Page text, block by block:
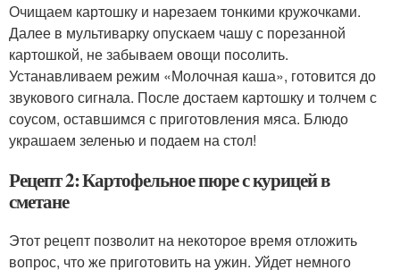
Очищаем картошку и нарезаем тонкими кружочками.
Далее в мультиварку опускаем чашу с порезанной
картошкой, не забываем овощи посолить.
Устанавливаем режим «Молочная каша», готовится до
звукового сигнала. После достаем картошку и толчем с
соусом, оставшимся с приготовления мяса. Блюдо
украшаем зеленью и подаем на стол!
Рецепт 2: Картофельное пюре с курицей в
сметане
Этот рецепт позволит на некоторое время отложить
вопрос, что же приготовить на ужин. Уйдет немного